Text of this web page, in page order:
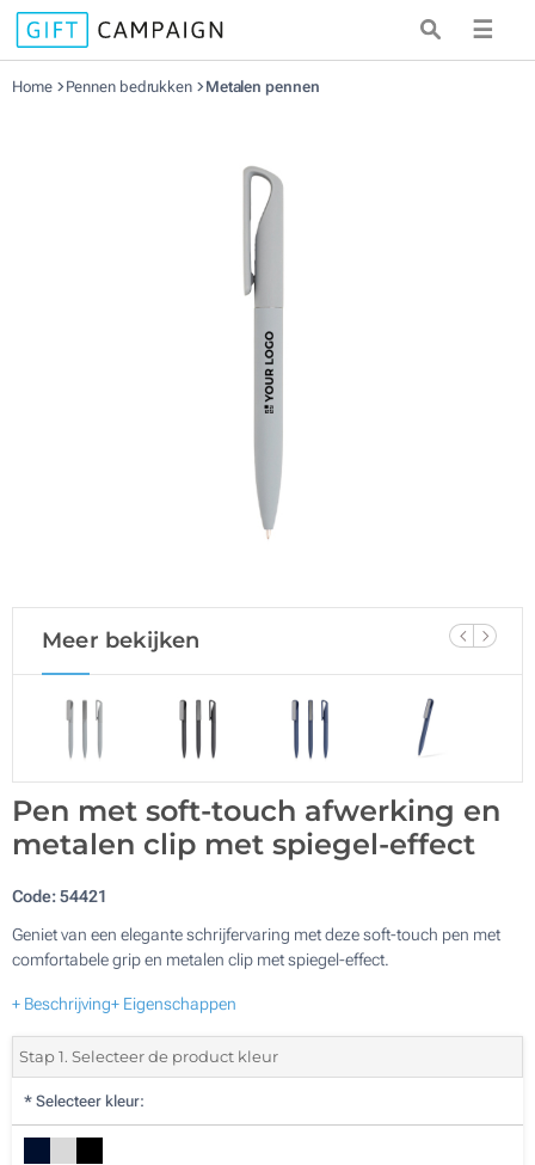
☰
Home Pennen bedrukken Metalen pennen
Meer bekijken
Pen met soft-touch afwerking en
metalen clip met spiegel-effect
Code:54421
Geniet van een elegante schrijfervaring met deze soft-touch pen met
comfortabele grip en metalen clip met spiegel-effect.
+ Beschrijving+ Eigenschappen
Stap 1. Selecteer de product kleur
* Selecteer kleur: